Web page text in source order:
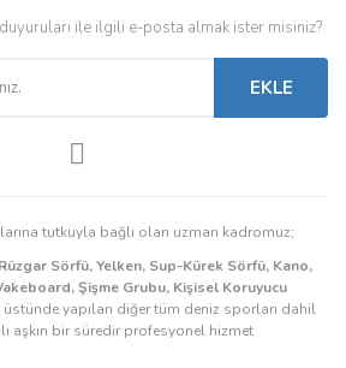
ile ilgili e-posta almak ister misiniz?
EKLE
tutkuyla bağlı olan uzman kadromuz;
Sörfü, Yelken, Sup-Kürek Sörfü, Kano,
Şişme Grubu, Kişisel Koruyucu
üstünde yapılan diğer tüm deniz sporları dahil
aşkın bir süredir profesyonel hizmet